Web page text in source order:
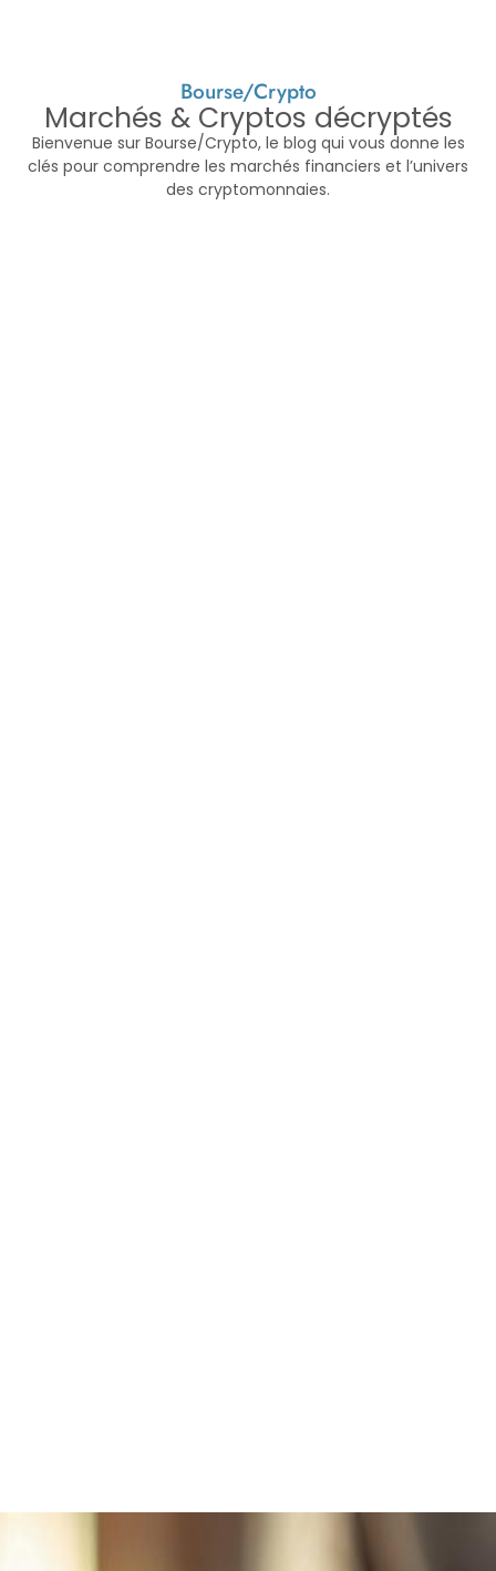
Bourse/Crypto
Marchés & Cryptos décryptés
Bienvenue sur Bourse/Crypto, le blog qui vous donne les
clés pour comprendre les marchés financiers et l’univers
des cryptomonnaies.